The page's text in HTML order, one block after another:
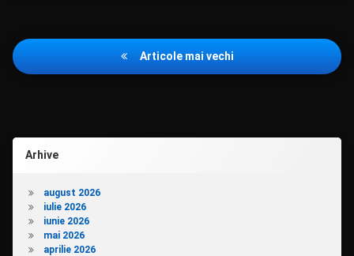
Navigare
în
Articole mai vechi
Arhive
august 2026
iulie 2026
iunie 2026
mai 2026
aprilie 2026